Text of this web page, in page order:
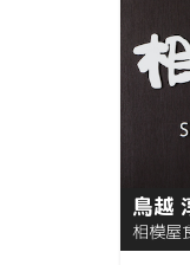
鳥越
相模屋